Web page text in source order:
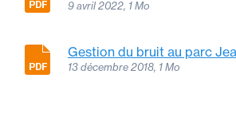
9 avril 2022, 1 Mo
Gestion du bruit au parc
13 décembre 2018, 1 Mo